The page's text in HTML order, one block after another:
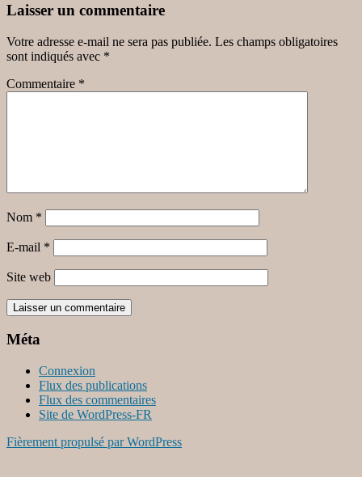
Laisser un commentaire
Votre adresse e-mail ne sera pas publiée. Les champs obligatoires
sont indiqués avec *
Commentaire *
Nom *
E-mail *
Site web
Méta
Connexion
Flux des publications
Flux des commentaires
Site de WordPress-FR
Fièrement propulsé par WordPress